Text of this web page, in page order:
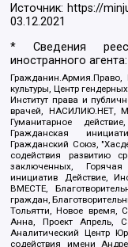
Источник: https://
03.12.2021
* Сведения
иностранного агента:
культуры, Центр
Институт права и
врачей, НАСИЛИЮ.НЕТ,
Гуманитарное
Гражданская
Гражданский Союз,
содействия развитию
заключенных,
инициатив Действие,
ВМЕСТЕ,
граждан,
Тольятти, Новое время,
Анна, Проект Апрель,
Аналитический Центр
содействия имени